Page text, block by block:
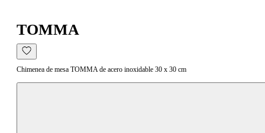
TOMMA
Chimenea de mesa TOMMA de acero inoxidable 30 x 30 cm